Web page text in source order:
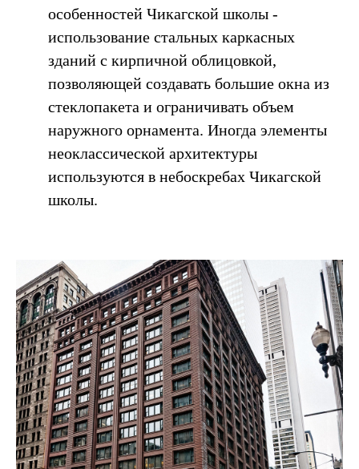
особенностей Чикагской школы -
использование стальных каркасных
зданий с кирпичной облицовкой,
позволяющей создавать большие окна из
стеклопакета и ограничивать объем
наружного орнамента. Иногда элементы
неоклассической архитектуры
используются в небоскребах Чикагской
школы.